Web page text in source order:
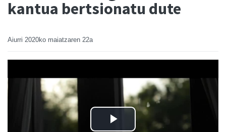
kantua bertsionatu dute
Aiurri 2020ko maiatzaren 22a